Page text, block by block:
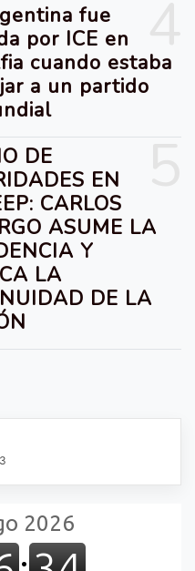
fue
por ICE en
cuando estaba
a un partido
DE
EN
CARLOS
ASUME LA
Y
LA
DE LA